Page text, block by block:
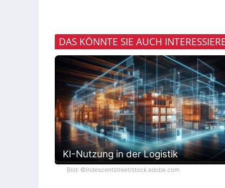
DAS KÖNNTE SIE AUCH
KI-Nutzung in der Logistik
Bild: ©iridescentstreet/stock.adobe.com